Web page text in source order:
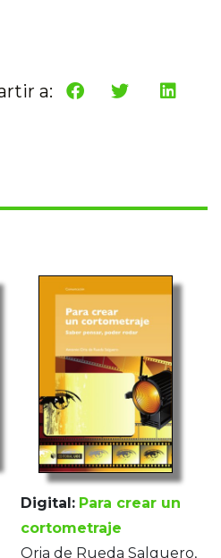
a:
Digital: Para crear un
cortometraje
Oria de Rueda Salguero,